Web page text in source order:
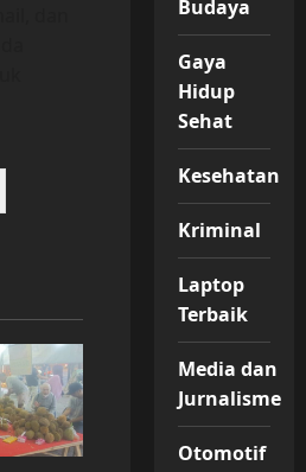
Budaya
Gaya
Hidup
Sehat
Kesehatan
Kriminal
Laptop
Terbaik
Media dan
Jurnalisme
Otomotif